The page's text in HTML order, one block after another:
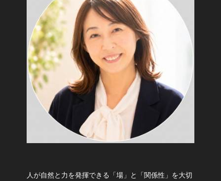
人が自然と力を発揮できる「場」と「関係性」を大切